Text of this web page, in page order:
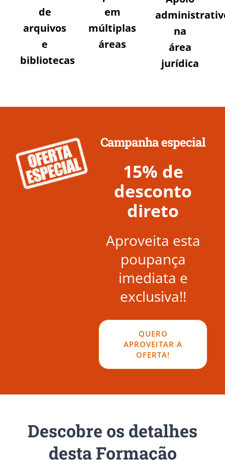
de
arquivos
e
bibliotecas
em
múltiplas
áreas
na
área
jurídica
Campanha especial
15% de
desconto
direto
Aproveita esta
poupança
imediata e
exclusiva!!
QUERO
APROVEITAR A
OFERTA!
Descobre os detalhes
desta Formação